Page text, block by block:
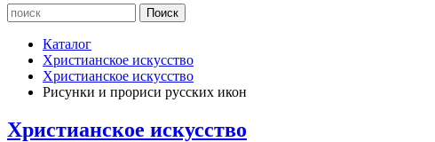
Каталог
Христианское искусство
Христианское искусство
Рисунки и прориси русских икон
Христианское искусство